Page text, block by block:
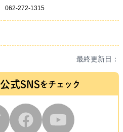
062-272-1315
最終更新日：
公式SNSをチェック